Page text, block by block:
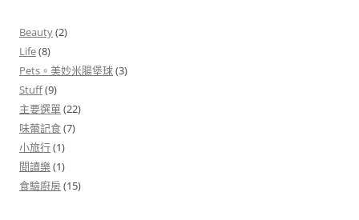
Beauty(2)
Life(8)
Pets。美妙米腸堡球(3)
Stuff(9)
主要選單(22)
味蕾記食(7)
小旅行(1)
閱讀樂(1)
食驗廚房(15)